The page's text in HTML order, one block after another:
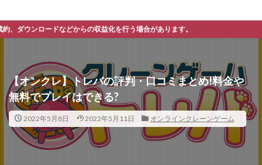
収益化を行う場合があります。
【オンクレ】トレバの評判・口コミまとめ!料金や
無料でプレイはできる?
2022年5月8日 2022年5月11日 オンラインクレーンゲーム